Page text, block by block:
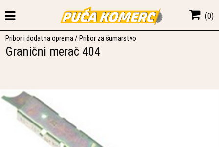
(0)
Pribor i dodatna oprema/Pribor za šumarstvo
Granični merač 404